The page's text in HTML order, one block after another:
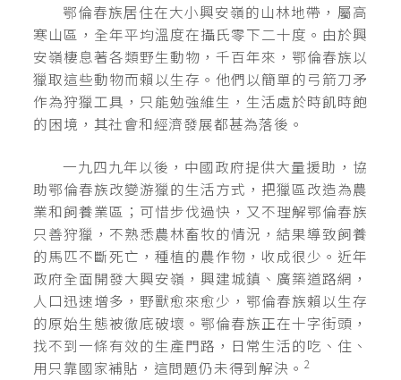
鄂倫春族居住在大小興安嶺的山林地帶，屬高
寒山區，全年平均溫度在攝氏零下二十度。由於興
安嶺棲息著各類野生動物，千百年來，鄂倫春族以
獵取這些動物而賴以生存。他們以簡單的弓箭刀矛
作為狩獵工具，只能勉強維生，生活處於時飢時飽
的困境，其社會和經濟發展都甚為落後。
一九四九年以後，中國政府提供大量援助，協
助鄂倫春族改變游獵的生活方式，把獵區改造為農
業和飼養業區；可惜步伐過快，又不理解鄂倫春族
只善狩獵，不熟悉農林畜牧的情況，結果導致飼養
的馬匹不斷死亡，種植的農作物，收成很少。近年
政府全面開發大興安嶺，興建城鎮、廣築道路網，
人口迅速增多，野獸愈來愈少，鄂倫春族賴以生存
的原始生態被徹底破壞。鄂倫春族正在十字街頭，
找不到一條有效的生產門路，日常生活的吃、住、
用只靠國家補貼，這問題仍未得到解決。 2